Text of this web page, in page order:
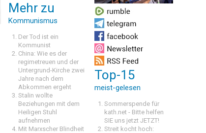
Mehr zu
Kommunismus
Der Tod ist ein
Kommunist
China: Wie es der
regimetreuen und der
Untergrund-Kirche zwei
Jahre nach dem
Abkommen ergeht
Stalin wollte
Beziehungen mit dem
Heiligen Stuhl
aufnehmen
Mit Marxscher Blindheit
Top-15
meist-gelesen
Sommerspende für
kath.net - Bitte helfen
SIE uns jetzt JETZT!
Streit kocht hoch: